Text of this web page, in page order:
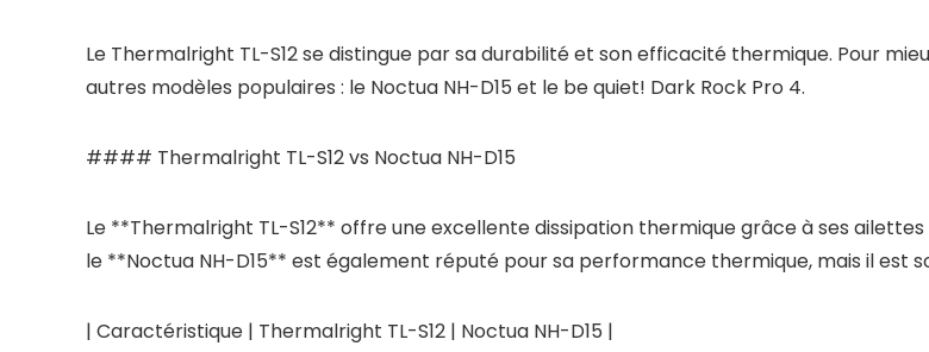
Le Thermalright TL-S12 se distingue par sa durabilité et son efficacité thermique. Pour
autres modèles populaires : le Noctua NH-D15 et le be quiet! Dark Rock Pro 4.
#### Thermalright TL-S12 vs Noctua NH-D15
Le **Thermalright TL-S12** offre une excellente dissipation thermique grâce à ses
le **Noctua NH-D15** est également réputé pour sa performance thermique, mais il est
| Caractéristique | Thermalright TL-S12 | Noctua NH-D15 |